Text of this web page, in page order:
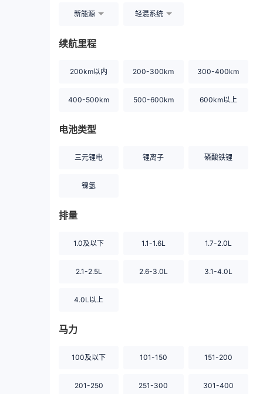
新能源 轻混系统
续航里程
200km以内 200-300km 300-400km
400-500km 500-600km 600km以上
电池类型
三元锂电 锂离子 磷酸铁锂
镍氢
排量
1.0及以下 1.1-1.6L 1.7-2.0L
2.1-2.5L 2.6-3.0L 3.1-4.0L
4.0L以上
马力
100及以下 101-150 151-200
201-250 251-300 301-400